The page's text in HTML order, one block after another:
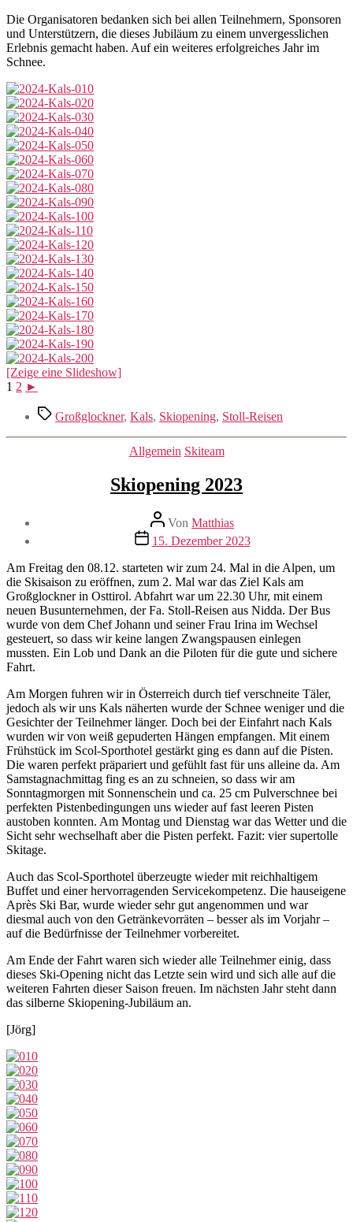
Die Organisatoren bedanken sich bei allen Teilnehmern, Sponsoren
und Unterstützern, die dieses Jubiläum zu einem unvergesslichen
Erlebnis gemacht haben. Auf ein weiteres erfolgreiches Jahr im
Schnee.
[Zeige eine Slideshow]
1 2 ►
Schlagwörter
Großglockner, Kals, Skiopening, Stoll-Reisen
Kategorien
Allgemein Skiteam
Skiopening 2023
Beitragsautor
Von Matthias
Veröffentlichungsdatum
15. Dezember 2023
Am Freitag den 08.12. starteten wir zum 24. Mal in die Alpen, um
die Skisaison zu eröffnen, zum 2. Mal war das Ziel Kals am
Großglockner in Osttirol. Abfahrt war um 22.30 Uhr, mit einem
neuen Busunternehmen, der Fa. Stoll-Reisen aus Nidda. Der Bus
wurde von dem Chef Johann und seiner Frau Irina im Wechsel
gesteuert, so dass wir keine langen Zwangspausen einlegen
mussten. Ein Lob und Dank an die Piloten für die gute und sichere
Fahrt.
Am Morgen fuhren wir in Österreich durch tief verschneite Täler,
jedoch als wir uns Kals näherten wurde der Schnee weniger und die
Gesichter der Teilnehmer länger. Doch bei der Einfahrt nach Kals
wurden wir von weiß gepuderten Hängen empfangen. Mit einem
Frühstück im Scol-Sporthotel gestärkt ging es dann auf die Pisten.
Die waren perfekt präpariert und gefühlt fast für uns alleine da. Am
Samstagnachmittag fing es an zu schneien, so dass wir am
Sonntagmorgen mit Sonnenschein und ca. 25 cm Pulverschnee bei
perfekten Pistenbedingungen uns wieder auf fast leeren Pisten
austoben konnten. Am Montag und Dienstag war das Wetter und die
Sicht sehr wechselhaft aber die Pisten perfekt. Fazit: vier supertolle
Skitage.
Auch das Scol-Sporthotel überzeugte wieder mit reichhaltigem
Buffet und einer hervorragenden Servicekompetenz. Die hauseigene
Après Ski Bar, wurde wieder sehr gut angenommen und war
diesmal auch von den Getränkevorräten – besser als im Vorjahr –
auf die Bedürfnisse der Teilnehmer vorbereitet.
Am Ende der Fahrt waren sich wieder alle Teilnehmer einig, dass
dieses Ski-Opening nicht das Letzte sein wird und sich alle auf die
weiteren Fahrten dieser Saison freuen. Im nächsten Jahr steht dann
das silberne Skiopening-Jubiläum an.
[Jörg]